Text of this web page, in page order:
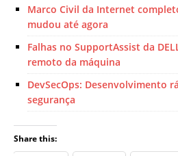
Marco Civil da Internet
mudou até agora
Falhas no SupportAssist da
remoto da máquina
DevSecOps: Desenvolvimento
segurança
Share this: